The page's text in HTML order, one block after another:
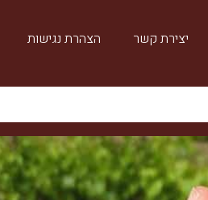
יצירת קשר הצהרת נגישות